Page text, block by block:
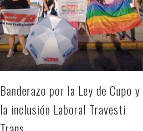
Banderazo por la Ley de Cupo y
la inclusión Laboral Travesti